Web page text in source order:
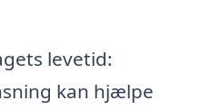
levetid:
kan hjælpe